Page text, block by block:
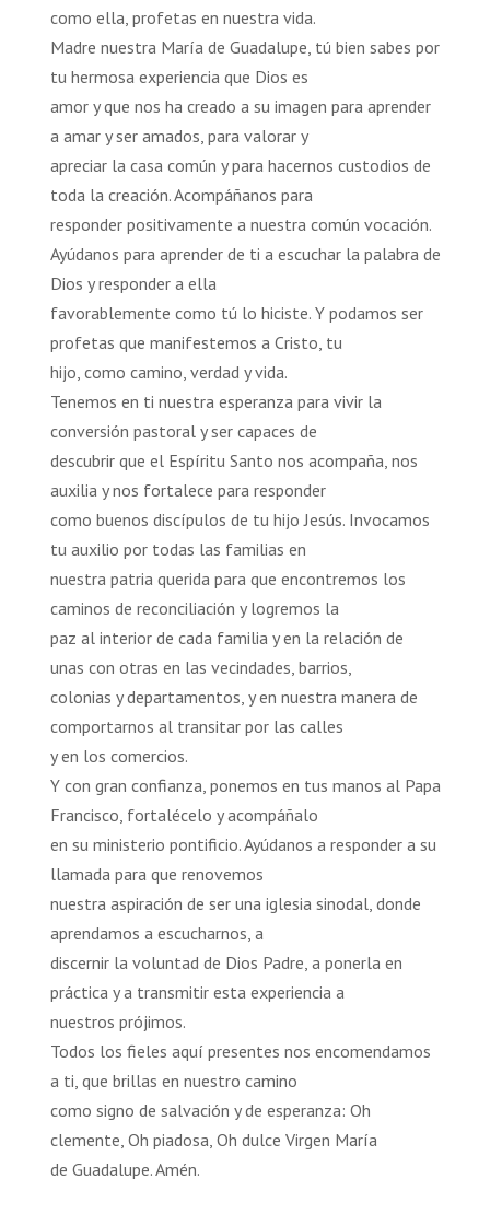
como ella, profetas en nuestra vida.
Madre nuestra María de Guadalupe, tú bien sabes por
tu hermosa experiencia que Dios es
amor y que nos ha creado a su imagen para aprender
a amar y ser amados, para valorar y
apreciar la casa común y para hacernos custodios de
toda la creación. Acompáñanos para
responder positivamente a nuestra común vocación.
Ayúdanos para aprender de ti a escuchar la palabra de
Dios y responder a ella
favorablemente como tú lo hiciste. Y podamos ser
profetas que manifestemos a Cristo, tu
hijo, como camino, verdad y vida.
Tenemos en ti nuestra esperanza para vivir la
conversión pastoral y ser capaces de
descubrir que el Espíritu Santo nos acompaña, nos
auxilia y nos fortalece para responder
como buenos discípulos de tu hijo Jesús. Invocamos
tu auxilio por todas las familias en
nuestra patria querida para que encontremos los
caminos de reconciliación y logremos la
paz al interior de cada familia y en la relación de
unas con otras en las vecindades, barrios,
colonias y departamentos, y en nuestra manera de
comportarnos al transitar por las calles
y en los comercios.
Y con gran confianza, ponemos en tus manos al Papa
Francisco, fortalécelo y acompáñalo
en su ministerio pontificio. Ayúdanos a responder a su
llamada para que renovemos
nuestra aspiración de ser una iglesia sinodal, donde
aprendamos a escucharnos, a
discernir la voluntad de Dios Padre, a ponerla en
práctica y a transmitir esta experiencia a
nuestros prójimos.
Todos los fieles aquí presentes nos encomendamos
a ti, que brillas en nuestro camino
como signo de salvación y de esperanza: Oh
clemente, Oh piadosa, Oh dulce Virgen María
de Guadalupe. Amén.